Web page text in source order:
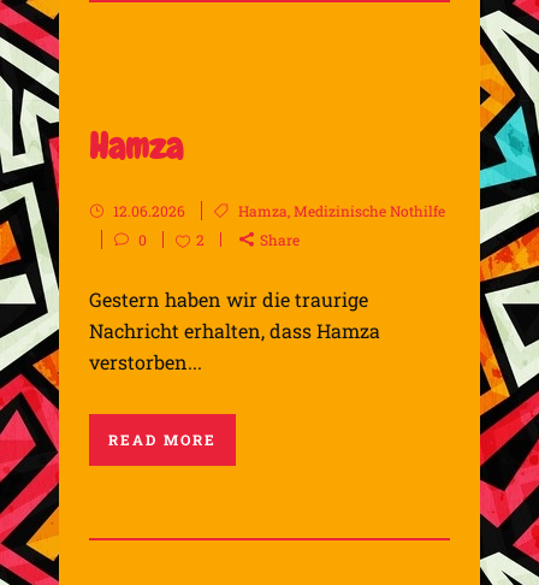
Hamza
12.06.2026 Hamza,Medizinische Nothilfe
0
2 Share
Gestern haben wir die traurige
Nachricht erhalten, dass Hamza
verstorben...
READ MORE